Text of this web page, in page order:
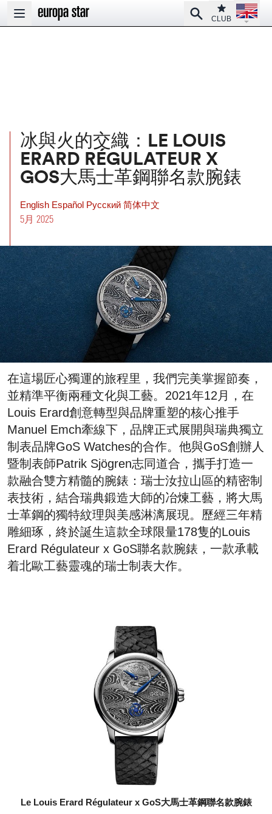
Open main menu
SearchClub
CLUB
Open
冰與火的交織：LE LOUIS
ERARD RÉGULATEUR X
GOS大馬士革鋼聯名款腕錶
English Español Pусский 简体中文
5月 2025
在這場匠心獨運的旅程里，我們完美掌握節奏，
並精準平衡兩種文化與工藝。2021年12月，在
Louis Erard創意轉型與品牌重塑的核心推手
Manuel Emch牽線下，品牌正式展開與瑞典獨立
制表品牌GoS Watches的合作。他與GoS創辦人
暨制表師Patrik Sjögren志同道合，攜手打造一
款融合雙方精髓的腕錶：瑞士汝拉山區的精密制
表技術，結合瑞典鍛造大師的冶煉工藝，將大馬
士革鋼的獨特紋理與美感淋漓展現。歷經三年精
雕細琢，終於誕生這款全球限量178隻的Louis
Erard Régulateur x GoS聯名款腕錶，一款承載
着北歐工藝靈魂的瑞士制表大作。
Le Louis Erard Régulateur x GoS大馬士革鋼聯名款腕錶